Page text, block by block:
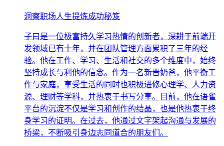
洞察职场人生提炼成功秘笈
子曰是一位极富持久学习热情的创新者，深耕于前端开
发领域已有十年，并在团队管理方面累积了三年的经
验。他在工作、学习、生活和社交的多个维度中，始终
坚持成长与利他的信念。作为一名新晋奶爸，他平衡工
作与家庭，享受生活的同时也积极进修心理学、人力资
源、理财等学科，并热衷于书写分享。目前，他在语雀
平台的沉淀不仅是学习和创作的结晶，也是他热衷于终
身学习的证明。在过去，他通过文字架起沟通与发展的
桥梁，不断吸引身边志同道合的朋友们。